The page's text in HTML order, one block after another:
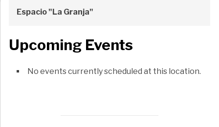
Espacio "La Granja"
Upcoming Events
No events currently scheduled at this location.